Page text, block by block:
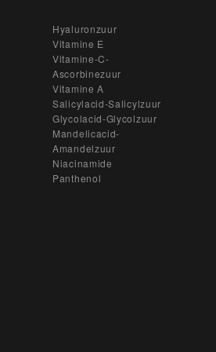
Hyaluronzuur
Vitamine E
Vitamine-C-
Ascorbinezuur
Vitamine A
Salicylacid-Salicylzuur
Glycolacid-Glycolzuur
Mandelicacid-
Amandelzuur
Niacinamide
Panthenol